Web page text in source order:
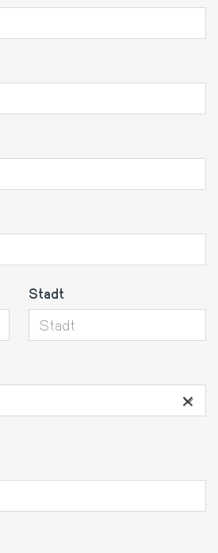
Stadt
×